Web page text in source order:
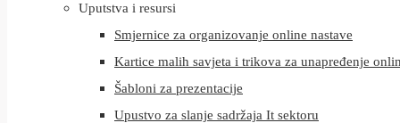
Uputstva i resursi
Smjernice za organizovanje online nastave
Kartice malih savjeta i trikova za unapređenje
Šabloni za prezentacije
Upustvo za slanje sadržaja It sektoru